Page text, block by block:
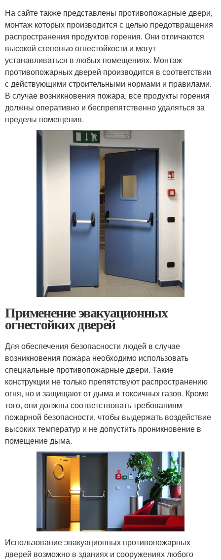
На сайте также представлены противопожарные двери,
монтаж которых производится с целью предотвращения
распространения продуктов горения. Они отличаются
высокой степенью огнестойкости и могут
устанавливаться в любых помещениях. Монтаж
противопожарных дверей производится в соответствии
с действующими строительными нормами и правилами.
В случае возникновения пожара, все продукты горения
должны оперативно и беспрепятственно удаляться за
пределы помещения.
Применение эвакуационных
огнестойких дверей
Для обеспечения безопасности людей в случае
возникновения пожара необходимо использовать
специальные противопожарные двери. Такие
конструкции не только препятствуют распространению
огня, но и защищают от дыма и токсичных газов. Кроме
того, они должны соответствовать требованиям
пожарной безопасности, чтобы выдержать воздействие
высоких температур и не допустить проникновение в
помещение дыма.
Использование эвакуационных противопожарных
дверей возможно в зданиях и сооружениях любого